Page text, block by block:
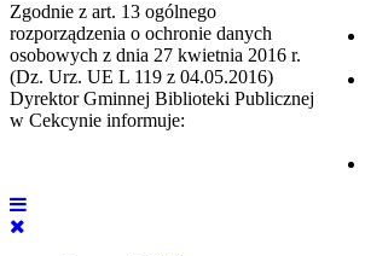
Zgodnie z art. 13 ogólnego
rozporządzenia o ochronie danych
osobowych z dnia 27 kwietnia 2016 r.
(Dz. Urz. UE L 119 z 04.05.2016)
Dyrektor Gminnej Biblioteki Publicznej
w Cekcynie informuje: